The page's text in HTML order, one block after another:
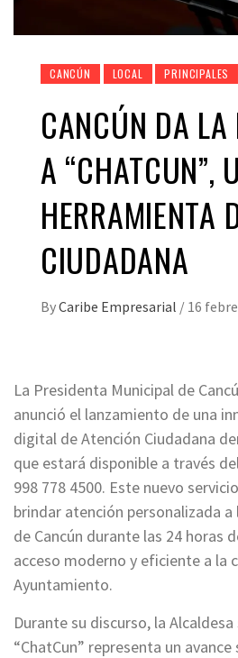
CANCÚN LOCAL PRINCIPALES
CANCÚN DA
A “CHATCUN”,
HERRAMIENTA
CIUDADANA
ByCaribe Empresarial / 16
La Presidenta Municipal de
anunció el lanzamiento de una
digital de Atención Ciudadana
que estará disponible a través
998 778 4500. Este nuevo
brindar atención personalizada a
de Cancún durante las 24 horas
acceso moderno y eficiente a la
Ayuntamiento.
Durante su discurso, la
“ChatCun” representa un